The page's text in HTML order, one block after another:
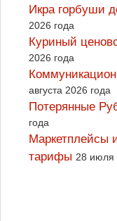
Икра горбуши
2026 года
Куриный
2026 года
августа 2026 года
Потерянные
года
Маркетплейсы
тарифы 28 июля